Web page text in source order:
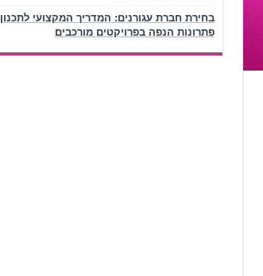
בחירת חברת עגורנים: המדריך המקצועי לתכנון
פתרונות הנפה בפרויקטים מורכבים